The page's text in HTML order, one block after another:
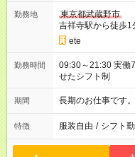
勤務地
東京都武蔵野市
吉祥寺駅から徒歩1
ete
勤務時間
09:30～21:30 実働7時間45分・休憩1時間30分 営業時間に合わ
せたシフト制
期間 長期のお仕事です
特徴 服装自由 / シフト